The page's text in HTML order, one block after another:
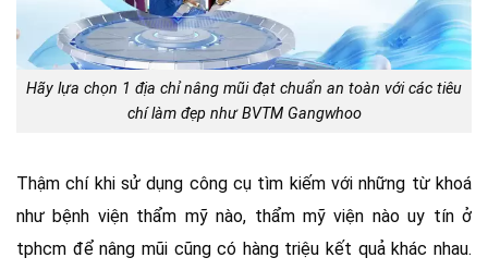
Hãy lựa chọn 1 địa chỉ nâng mũi đạt chuẩn an toàn với các tiêu
chí làm đẹp như BVTM Gangwhoo
Thậm chí khi sử dụng công cụ tìm kiếm với những từ khoá
như bệnh viện thẩm mỹ nào, thẩm mỹ viện nào uy tín ở
tphcm để nâng mũi cũng có hàng triệu kết quả khác nhau.